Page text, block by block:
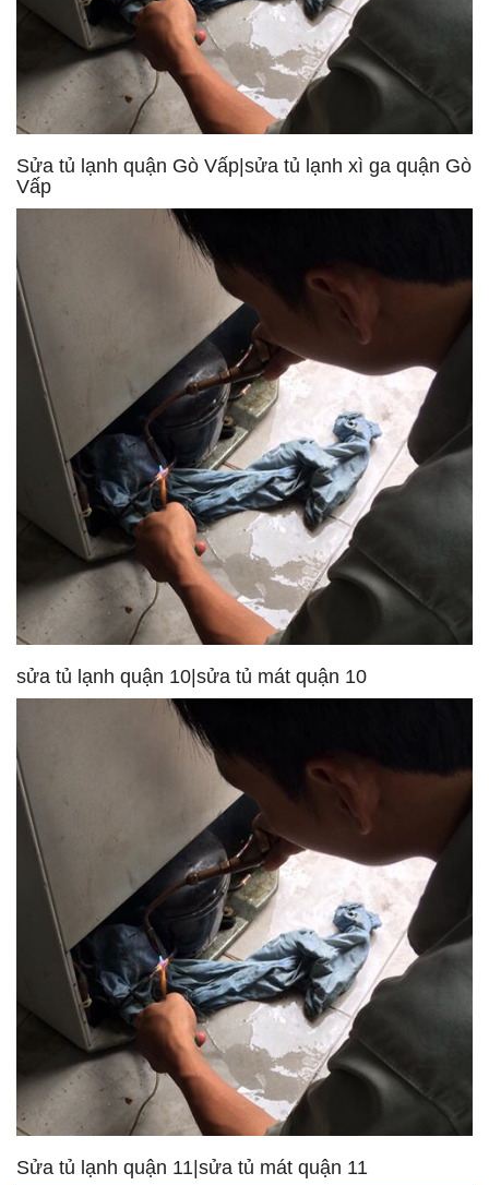
Sửa tủ lạnh quận Gò Vấp|sửa tủ lạnh xì ga quận Gò
Vấp
sửa tủ lạnh quận 10|sửa tủ mát quận 10
Sửa tủ lạnh quận 11|sửa tủ mát quận 11